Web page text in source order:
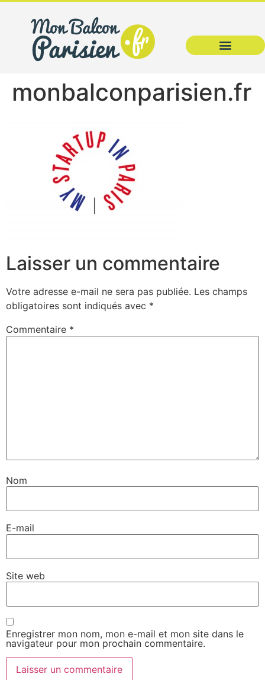
monbalconparisien.fr
Laisser un commentaire
Votre adresse e-mail ne sera pas publiée. Les champs
obligatoires sont indiqués avec *
Commentaire *
Nom
E-mail
Site web
Enregistrer mon nom, mon e-mail et mon site dans le
navigateur pour mon prochain commentaire.